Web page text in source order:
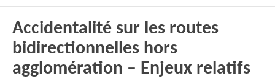
Accidentalité sur les routes
bidirectionnelles hors
agglomération – Enjeux relatifs